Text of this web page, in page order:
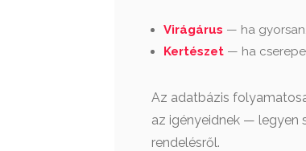
Virágárus — ha
Kertészet — ha
Az adatbázis
az igényeidnek — legyen
rendelésről.